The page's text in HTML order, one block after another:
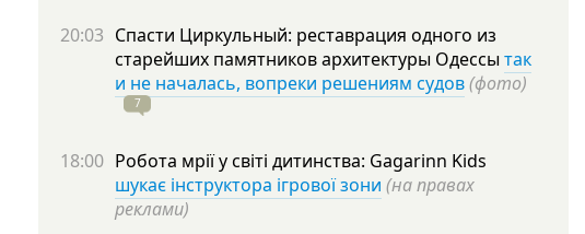
20:03 Спасти Циркульный: реставрация одного из
старейших памятников архитектуры Одессы так
и не началась, вопреки решениям судов(фото)
7
18:00 Робота мрії у світі дитинства: Gagarinn Kids
шукає інструктора ігрової зони (на правах
реклами)